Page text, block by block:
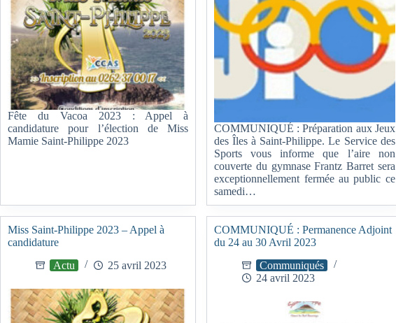
Fête du Vacoa 2023 : Appel à
candidature pour l’élection de Miss
Mamie Saint-Philippe 2023
COMMUNIQUÉ : Préparation aux Jeux
des Îles à Saint-Philippe. Le Service des
Sports vous informe que l’aire non
couverte du gymnase Frantz Barret sera
exceptionnellement fermée au public ce
samedi…
Miss Saint-Philippe 2023 – Appel à
candidature
Actu
25 avril 2023
COMMUNIQUÉ : Permanence Adjoint
du 24 au 30 Avril 2023
Communiqués
24 avril 2023